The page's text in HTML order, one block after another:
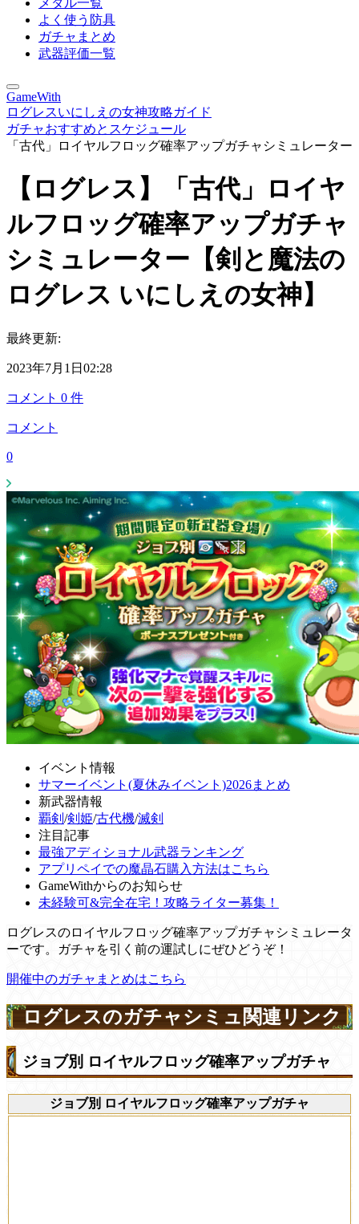
メダル一覧
よく使う防具
ガチャまとめ
武器評価一覧
GameWith
ログレスいにしえの女神攻略ガイド
ガチャおすすめとスケジュール
「古代」ロイヤルフロッグ確率アップガチャシミュレーター
【ログレス】「古代」ロイヤ
ルフロッグ確率アップガチャ
シミュレーター【剣と魔法の
ログレス いにしえの女神】
最終更新:
2023年7月1日02:28
コメント 0 件
コメント
0
イベント情報
サマーイベント(夏休みイベント)2026まとめ
新武器情報
覇剣 /剣姫/古代機/滅剣
注目記事
最強アディショナル武器ランキング
アプリペイでの魔晶石購入方法はこちら
GameWithからのお知らせ
未経験可&完全在宅！攻略ライター募集！
ログレスのロイヤルフロッグ確率アップガチャシミュレータ
ーです。ガチャを引く前の運試しにぜひどうぞ！
開催中のガチャまとめはこちら
ログレスのガチャシミュ関連リンク
ジョブ別 ロイヤルフロッグ確率アップガチャ
ジョブ別 ロイヤルフロッグ確率アップガチャ